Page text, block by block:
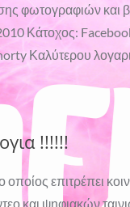
φωτογραφιών και
Κάτοχος:
Καλύτερου
!!!!!!
οποίος επιτρέπει
και ψηφιακών